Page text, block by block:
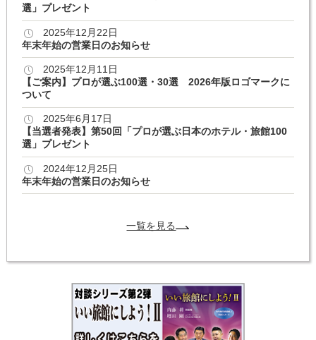
選」プレゼント
2025年12月22日
年末年始の営業日のお知らせ
2025年12月11日
【ご案内】プロが選ぶ100選・30選 2026年版ロゴマークに
ついて
2025年6月17日
【当選者発表】第50回「プロが選ぶ日本のホテル・旅館100
選」プレゼント
2024年12月25日
年末年始の営業日のお知らせ
一覧を見る